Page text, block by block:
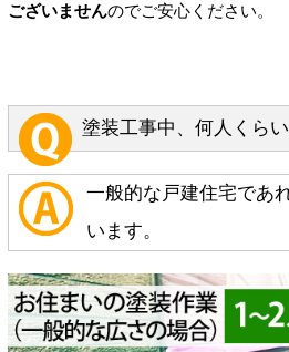
ございませんのでご安心ください。
塗装工事中、何人くら
一般的な戸建住宅であ
います。